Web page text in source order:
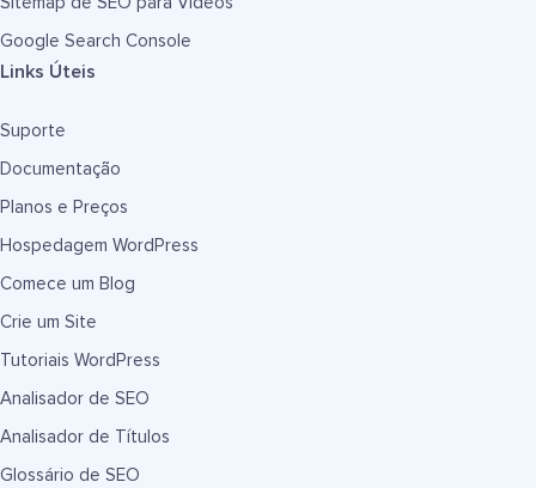
Google Search Console
Links Úteis
Suporte
Documentação
Planos e Preços
Hospedagem WordPress
Comece um Blog
Crie um Site
Tutoriais WordPress
Analisador de SEO
Analisador de Títulos
Glossário de SEO